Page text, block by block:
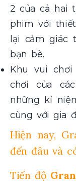
2 của cả hai
phim với
lại cảm giác
bạn bè.
Khu vui
chơi của
những kỉ
cùng với gia
Hiện nay,
đến đâu và
Tiến độ